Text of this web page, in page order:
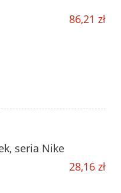
86,21 zł
seria Nike
28,16 zł